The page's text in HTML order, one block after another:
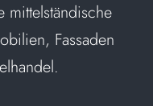
mittelständische
Fassaden